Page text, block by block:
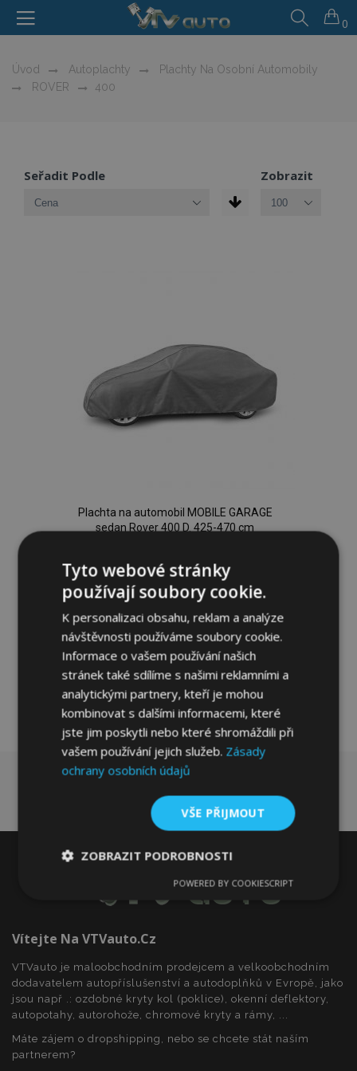
0
Úvod Autoplachty
Plachty Na Osobní Automobily
ROVER
400
Seřadit Podle Zobrazit
Plachta na automobil MOBILE GARAGE
sedan Rover 400 D. 425-470 cm
Přidat Do Košíku
Přidat
k
oblíbeným
Vítejte Na VTVauto.cz
VTVauto je maloobchodním prodejcem a velkoobchodním
dodavatelem autopříslušenství a autodoplňků v Evropě, jako
jsou např .: ozdobné kryty kol (poklice), okenní deflektory,
autopotahy, autorohože, chromové kryty a rámy, ...
Máte zájem o dropshipping, nebo se chcete stát naším
partnerem?
Tyto webové stránky
používají soubory cookie.
K personalizaci obsahu, reklam a analýze
návštěvnosti používáme soubory cookie.
Informace o vašem používání našich
stránek také sdílíme s našimi reklamními a
analytickými partnery, kteří je mohou
kombinovat s dalšími informacemi, které
jste jim poskytli nebo které shromáždili při
vašem používání jejich služeb. Zásady
ochrany osobních údajů
VŠE PŘIJMOUT
ZOBRAZIT PODROBNOSTI
nutné
Výkonové
soubory
Soubory
cílení
Funkční soubory
POWERED BY COOKIESCRIPT